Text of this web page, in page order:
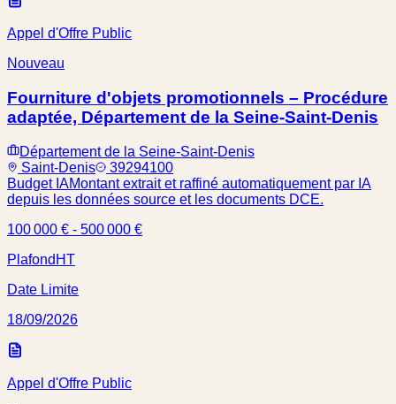
Appel d'Offre Public
Nouveau
Fourniture d'objets promotionnels – Procédure
adaptée, Département de la Seine-Saint-Denis
Département de la Seine-Saint-Denis
Saint-Denis
39294100
Budget IAMontant extrait et raffiné automatiquement par IA
depuis les données source et les documents DCE.
100 000 € - 500 000 €
Plafond HT
Date Limite
18/09/2026
Appel d'Offre Public